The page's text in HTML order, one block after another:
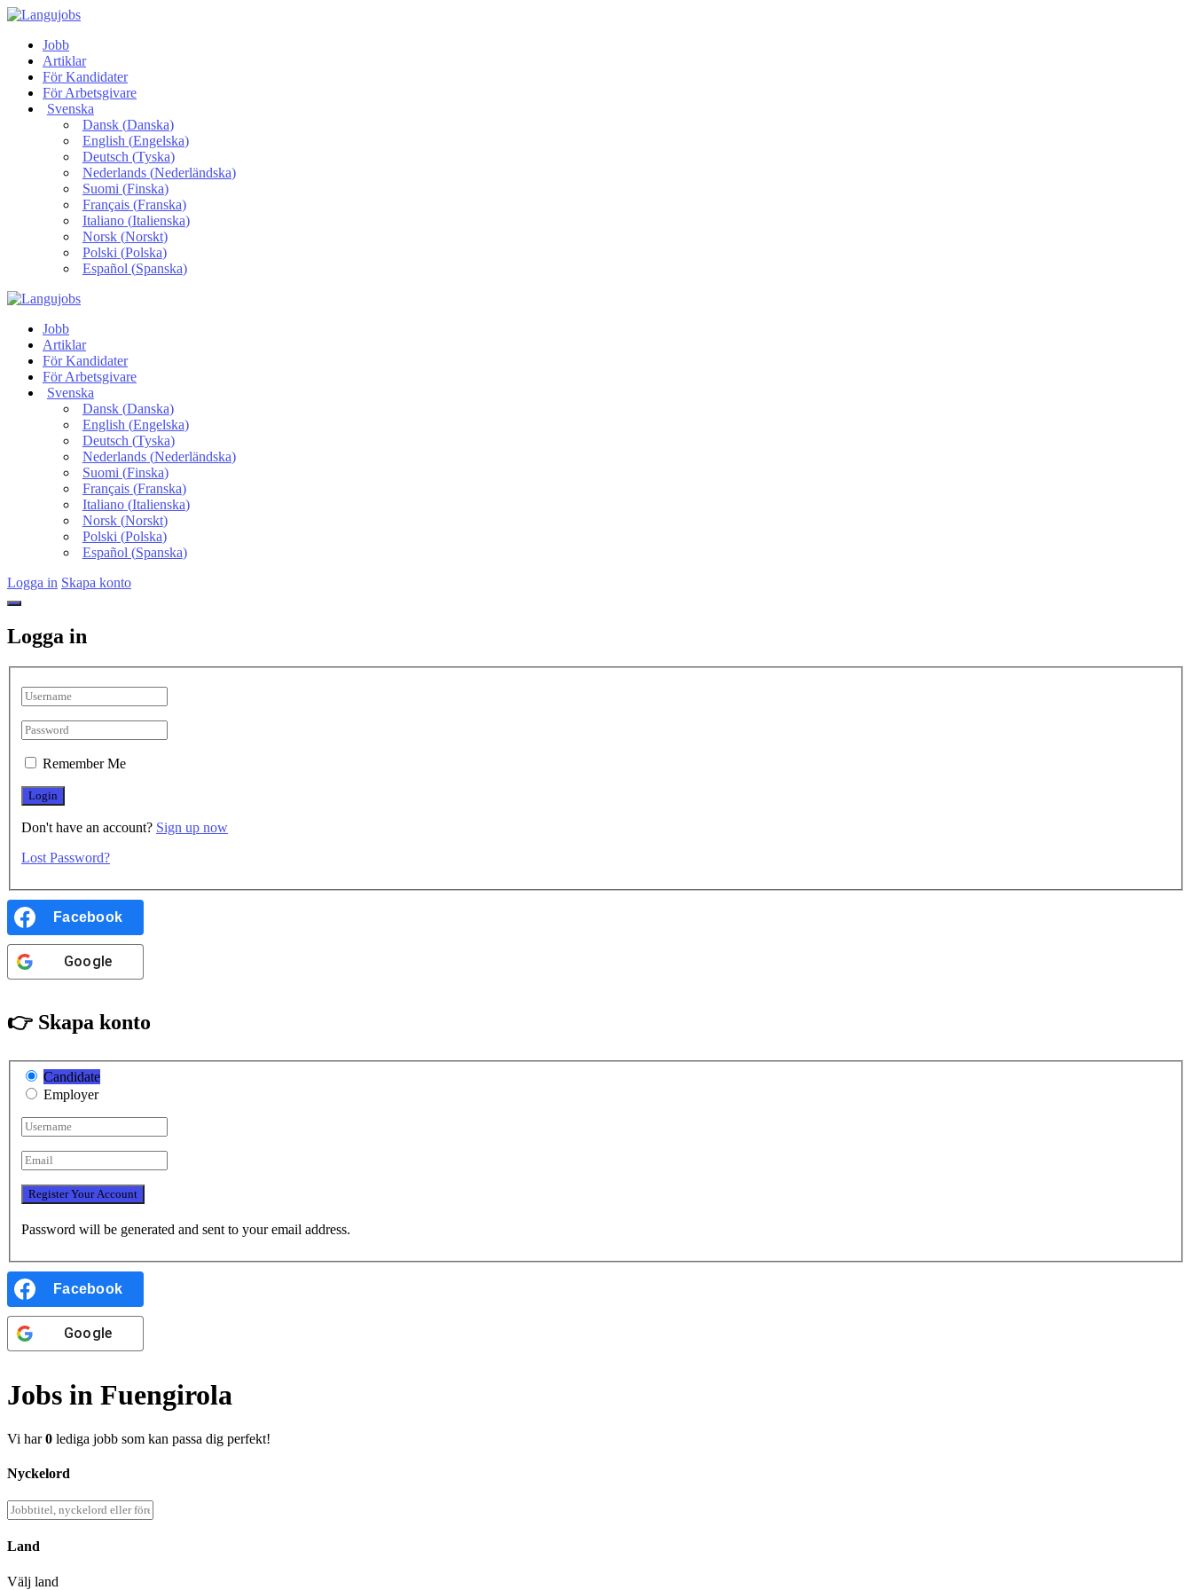
Jobb
Artiklar
För Kandidater
För Arbetsgivare
Svenska
Dansk(Danska)
English (Engelska)
Deutsch (Tyska)
Nederlands(Nederländska)
Suomi (Finska)
Français(Franska)
Italiano(Italienska)
Norsk(Norskt)
Polski (Polska)
Español (Spanska)
Jobb
Artiklar
För Kandidater
För Arbetsgivare
Svenska
Dansk(Danska)
English (Engelska)
Deutsch (Tyska)
Nederlands(Nederländska)
Suomi (Finska)
Français(Franska)
Italiano(Italienska)
Norsk(Norskt)
Polski (Polska)
Español (Spanska)
Logga in Skapa konto
Logga in
Remember Me
Don't have an account? Sign up now
Lost Password?
Facebook
Google
👉 Skapa konto
Candidate
Employer
Password will be generated and sent to your email address.
Facebook
Google
Jobs in Fuengirola
Vi har0 lediga jobb som kan passa dig perfekt!
Nyckelord
Land
Välj land